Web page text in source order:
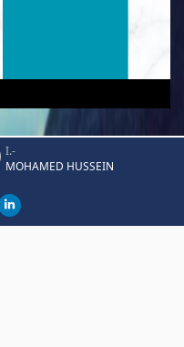
I.-
MOHAMED HUSSEIN